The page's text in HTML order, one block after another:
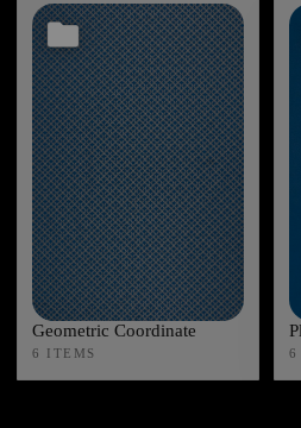
Geometric Coordinate
6 ITEMS 6